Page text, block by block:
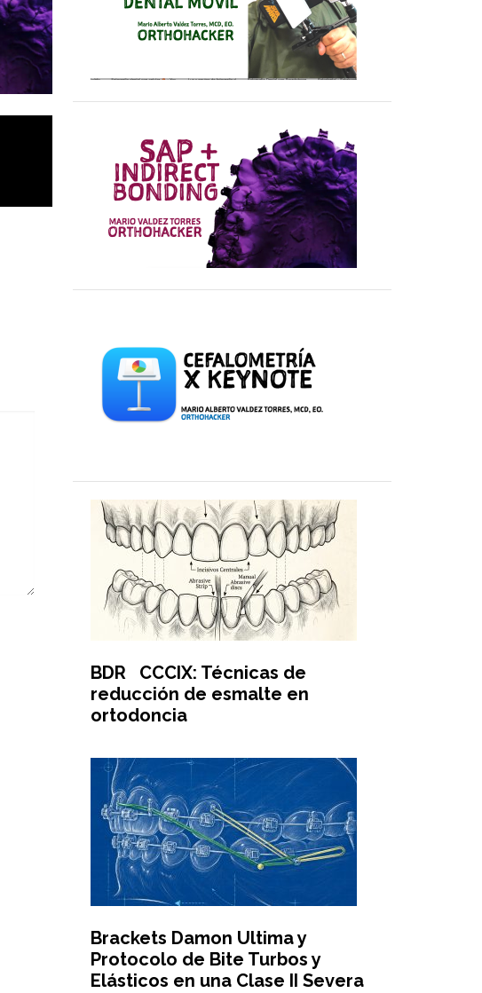
BDR CCCIX: Técnicas de
reducción de esmalte en
ortodoncia
Brackets Damon Ultima y
Protocolo de Bite Turbos y
Elásticos en una Clase II Severa